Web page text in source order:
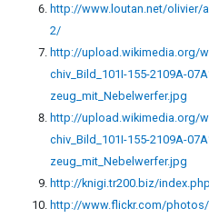
http://www.loutan.net/olivier/
2/
http://upload.wikimedia.org/
chiv_Bild_101I-155-2109A-
zeug_mit_Nebelwerfer.jpg
http://upload.wikimedia.org/
chiv_Bild_101I-155-2109A-
zeug_mit_Nebelwerfer.jpg
http://knigi.tr200.biz/
http://www.flickr.com/